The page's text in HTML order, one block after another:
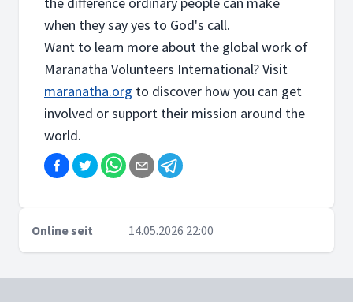
when they say yes to God's call.
Want to learn more about the global work of
Maranatha Volunteers International? Visit
maranatha.org to discover how you can get
involved or support their mission around the
world.
Online seit 14.05.2026 22:00